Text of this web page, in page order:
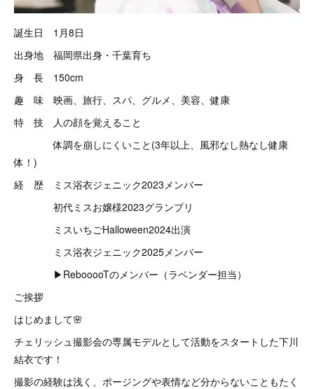
誕生日 1月8日
出身地 福岡県出身・千葉育ち
身 長 150cm
趣 味 映画、旅行、スパ、グルメ、美容、健康
特 技 人の顔を覚えること
体調を崩しにくいこと(3年以上、風邪なし熱なし健康
体！)
経 歴 ミス浴衣ジェニック2023メンバー
初代ミスお嬢様2023グランプリ
ミスいちごHalloween2024出演
ミス浴衣ジェニック2025メンバー
▶︎RebooooTのメンバー（ラベンダー担当）
ご挨拶
はじめまして🌸
チェリッシュ撮影会の専属モデルとして活動をスタートした下川
結衣です！
撮影の経験は浅く、ポージングや表情など分からないこともたく